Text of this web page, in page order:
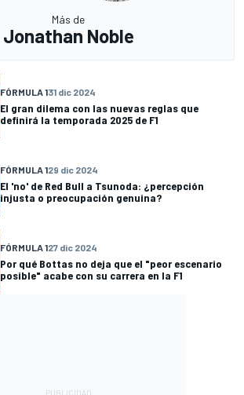
Más de
Jonathan Noble
FÓRMULA 131 dic 2024
El gran dilema con las nuevas reglas que
definirá la temporada 2025 de F1
FÓRMULA 129 dic 2024
El 'no' de Red Bull a Tsunoda: ¿percepción
injusta o preocupación genuina?
FÓRMULA 127 dic 2024
Por qué Bottas no deja que el "peor escenario
posible" acabe con su carrera en la F1